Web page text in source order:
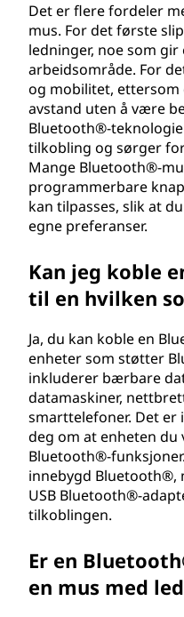
Det er flere fordeler
mus. For det første
ledninger, noe som
arbeidsområde. For
og mobilitet, ettersom
avstand uten å være
Bluetooth®-
tilkobling og sørger
Mange Bluetooth®-
programmerbare
kan tilpasses, slik at
egne preferanser.
Kan jeg koble
til en hvilken
Ja, du kan koble en
enheter som støtter
inkluderer bærbare
datamaskiner,
smarttelefoner. Det
deg om at enheten du
Bluetooth®-
innebygd Bluetooth®,
USB Bluetooth®-
tilkoblingen.
Er en
en mus med